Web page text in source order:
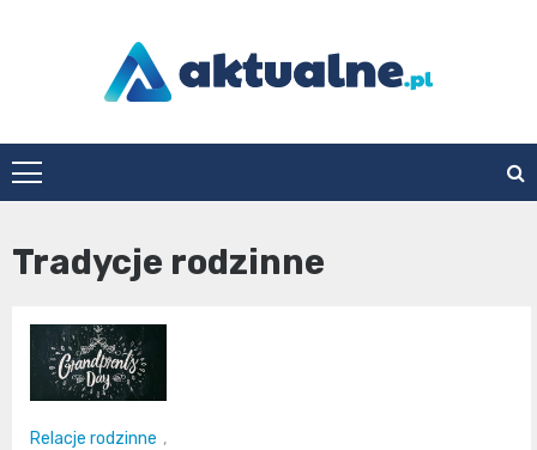
aktualne.pl
Tradycje rodzinne
Relacje rodzinne ,